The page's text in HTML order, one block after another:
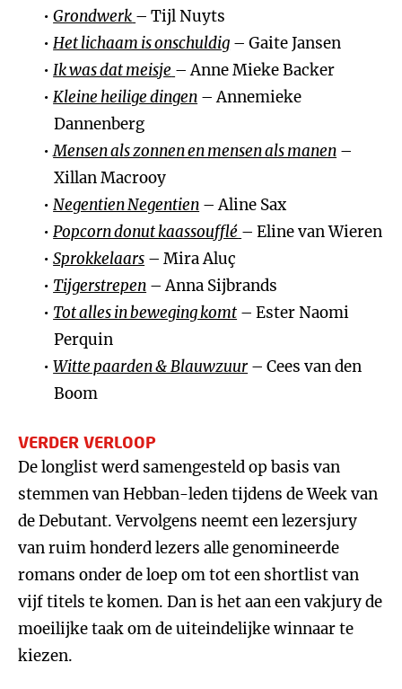
Grondwerk – Tijl Nuyts
Het lichaam is onschuldig – Gaite Jansen
Ik was dat meisje – Anne Mieke Backer
Kleine heilige dingen – Annemieke
Dannenberg
Mensen als zonnen en mensen als manen –
Xillan Macrooy
Negentien Negentien – Aline Sax
Popcorn donut kaassoufflé – Eline van Wieren
Sprokkelaars – Mira Aluç
Tijgerstrepen – Anna Sijbrands
Tot alles in beweging komt – Ester Naomi
Perquin
Witte paarden & Blauwzuur– Cees van den
Boom
VERDER VERLOOP
De longlist werd samengesteld op basis van
stemmen van Hebban-leden tijdens de Week van
de Debutant. Vervolgens neemt een lezersjury
van ruim honderd lezers alle genomineerde
romans onder de loep om tot een shortlist van
vijf titels te komen. Dan is het aan een vakjury de
moeilijke taak om de uiteindelijke winnaar te
kiezen.